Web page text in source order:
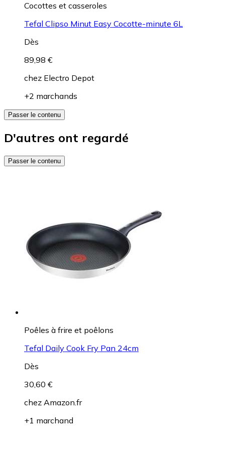
Cocottes et casseroles
Tefal Clipso Minut Easy Cocotte-minute 6L
Dès
89,98 €
chez Electro Depot
+2 marchands
Passer le contenu
D'autres ont regardé
Passer le contenu
Poêles à frire et poêlons
Tefal Daily Cook Fry Pan 24cm
Dès
30,60 €
chez Amazon.fr
+1 marchand